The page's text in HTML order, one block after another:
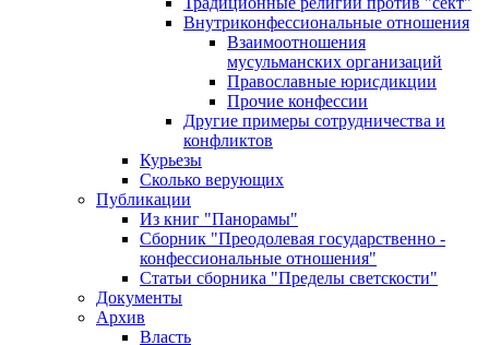
Внутриконфессиональные отношения
Взаимоотношения
мусульманских организаций
Православные юрисдикции
Прочие конфессии
Другие примеры сотрудничества и
конфликтов
Курьезы
Сколько верующих
Публикации
Из книг "Панорамы"
Сборник "Преодолевая государственно -
конфессиональные отношения"
Статьи сборника "Пределы светскости"
Документы
Архив
Власть